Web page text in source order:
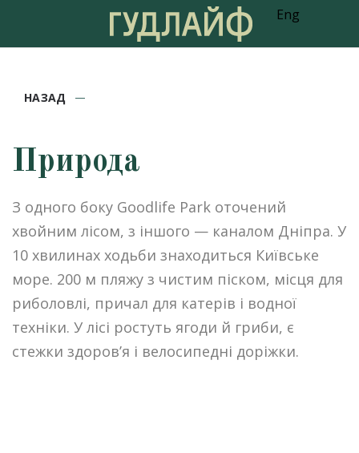
Eng
НАЗАД
Природа
З одного боку Goodlife Park оточений
хвойним лісом, з іншого — каналом Дніпра. У
10 хвилинах ходьби знаходиться Київське
море. 200 м пляжу з чистим піском, місця для
риболовлі, причал для катерів і водної
техніки. У лісі ростуть ягоди й гриби, є
стежки здоров’я і велосипедні доріжки.